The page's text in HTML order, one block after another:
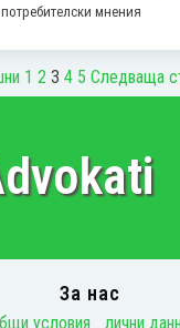
мнения
1 2 3 4 5 Следваща
За нас
условия лични